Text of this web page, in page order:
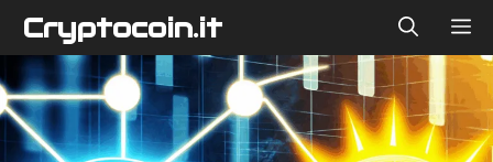
contenuto
Cryptocoin.it